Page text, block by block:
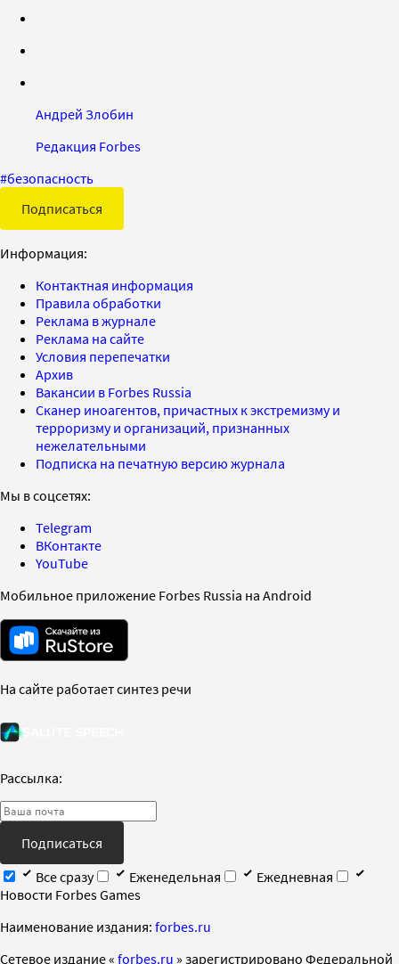
Андрей Злобин
Редакция Forbes
#безопасность
Подписаться
Информация:
Контактная информация
Правила обработки
Реклама в журнале
Реклама на сайте
Условия перепечатки
Архив
Вакансии в Forbes Russia
Сканер иноагентов, причастных к экстремизму и
терроризму и организаций, признанных
нежелательными
Подписка на печатную версию журнала
Мы в соцсетях:
Telegram
ВКонтакте
YouTube
Мобильное приложение Forbes Russia на Android
На сайте работает синтез речи
Рассылка:
Подписаться
Все сразу
Еженедельная
Ежедневная
Новости Forbes Games
Наименование издания: forbes.ru
Cетевое издание « forbes.ru » зарегистрировано Федеральной